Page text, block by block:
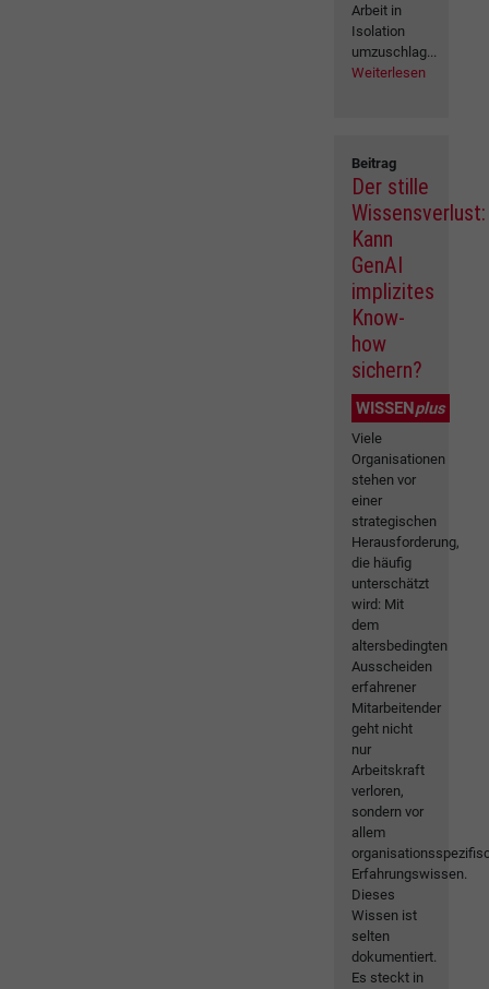
Arbeit in
Isolation
umzuschlag...
Weiterlesen
Beitrag
Der stille
Wissensverlust:
Kann
GenAI
implizites
Know-
how
sichern?
WISSENplus
Viele
Organisationen
stehen vor
einer
strategischen
Herausforderung,
die häufig
unterschätzt
wird: Mit
dem
altersbedingten
Ausscheiden
erfahrener
Mitarbeitender
geht nicht
nur
Arbeitskraft
verloren,
sondern vor
allem
Erfahrungswissen.
Dieses
Wissen ist
selten
dokumentiert.
Es steckt in